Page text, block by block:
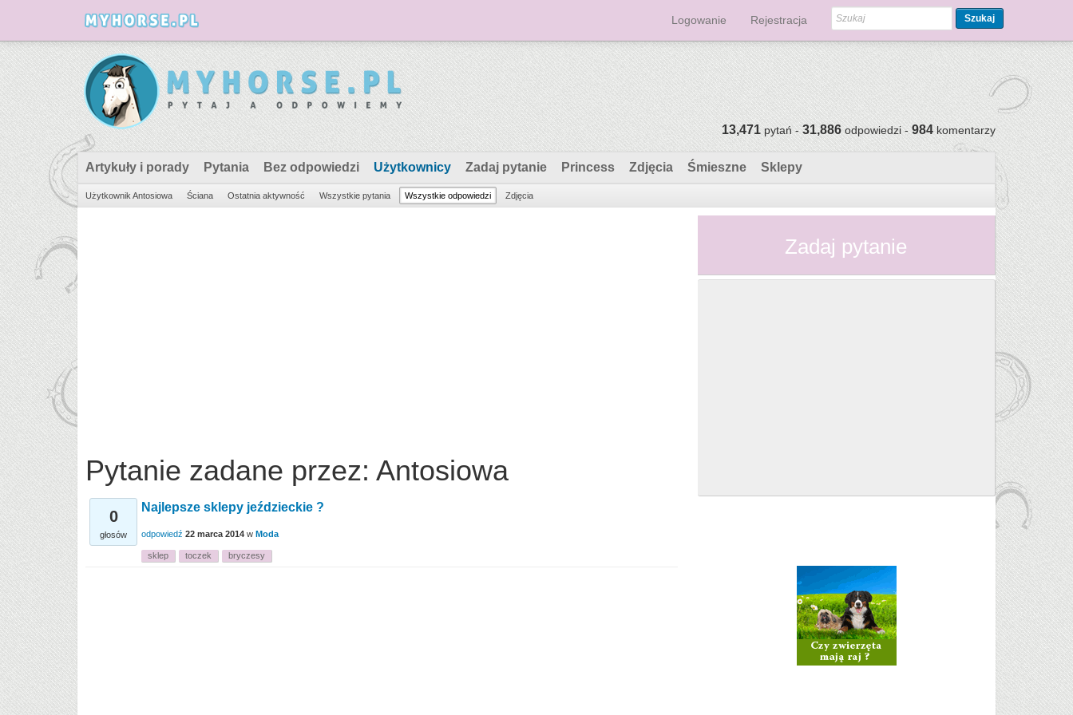
Logowanie Rejestracja Szukaj
13,471pytań -31,886odpowiedzi -984komentarzy
Artykuły i porady Pytania Bez odpowiedzi Użytkownicy Zadaj pytanie Princess Zdjęcia Śmieszne Sklepy
Użytkownik Antosiowa Ściana Ostatnia aktywność Wszystkie pytania Wszystkie odpowiedzi Zdjęcia
Pytanie zadane przez: Antosiowa
0
głosów
Najlepsze sklepy jeździeckie ?
odpowiedź 22 marca 2014 w Moda
sklep toczek bryczesy
Zadaj pytanie